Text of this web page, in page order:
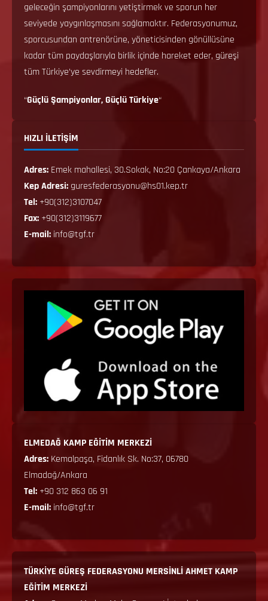
geleceğin şampiyonlarını yetiştirmek ve sporun her
seviyede yaygınlaşmasını sağlamaktır. Federasyonumuz,
sporcusundan antrenörüne, yöneticisinden gönüllüsüne
kadar tüm paydaşlarıyla birlik içinde hareket eder, güreşi
tüm Türkiye’ye sevdirmeyi hedefler.
“Güçlü Şampiyonlar, Güçlü Türkiye“
HIZLI İLETİŞİM
Adres: Emek mahallesi, 30.Sokak, No:20 Çankaya/Ankara
Kep Adresi: guresfederasyonu@hs01.kep.tr
Tel: +90(312)3107047
Fax: +90(312)3119677
E-mail: info@tgf.tr
ELMEDAĞ KAMP EĞİTİM MERKEZİ
Adres: Kemalpaşa, Fidanlık Sk. No:37, 06780
Elmadağ/Ankara
Tel: +90 312 863 06 91
E-mail: info@tgf.tr
TÜRKİYE GÜREŞ FEDERASYONU MERSİNLİ AHMET KAMP
EĞİTİM MERKEZİ